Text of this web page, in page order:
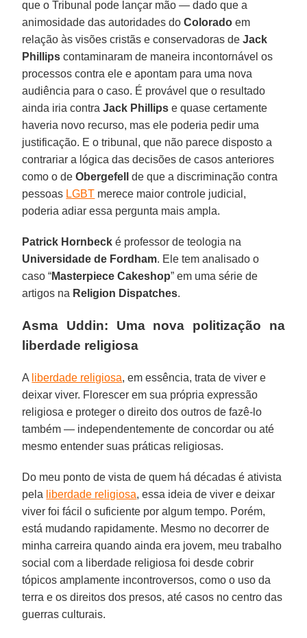
que o Tribunal pode lançar mão — dado que a
animosidade das autoridades doColorado em
relação às visões cristãs e conservadoras deJack
Phillips contaminaram de maneira incontornável os
processos contra ele e apontam para uma nova
audiência para o caso. É provável que o resultado
ainda iria contraJack Phillips e quase certamente
haveria novo recurso, mas ele poderia pedir uma
justificação. E o tribunal, que não parece disposto a
contrariar a lógica das decisões de casos anteriores
como o deObergefell
de que a discriminação contra
pessoas LGBT merece maior controle judicial,
poderia adiar essa pergunta mais ampla.
Patrick Hornbeck é professor de teologia na
Universidade de Fordham. Ele tem analisado o
caso “Masterpiece Cakeshop” em uma série de
artigos na Religion Dispatches.
Asma Uddin: Uma nova politização na
liberdade religiosa
A liberdade religiosa, em essência, trata de viver e
deixar viver. Florescer em sua própria expressão
religiosa e proteger o direito dos outros de fazê-lo
também — independentemente de concordar ou até
mesmo entender suas práticas religiosas.
Do meu ponto de vista de quem há décadas é ativista
pela liberdade religiosa, essa ideia de viver e deixar
viver foi fácil o suficiente por algum tempo. Porém,
está mudando rapidamente. Mesmo no decorrer de
minha carreira quando ainda era jovem, meu trabalho
social com a liberdade religiosa foi desde cobrir
tópicos amplamente incontroversos, como o uso da
terra e os direitos dos presos, até casos no centro das
guerras culturais.